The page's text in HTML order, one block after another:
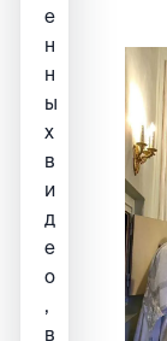
е
н
н
ы
х
в
и
д
е
о
,
в